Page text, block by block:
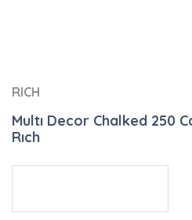
RICH
Multı Decor Chalked 250
Rıch